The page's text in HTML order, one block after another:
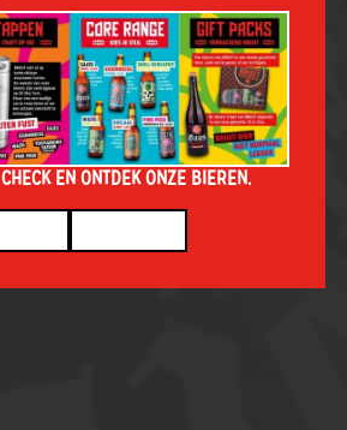
HET EVEN
VRAGEN,
BEN JE
OUDER
DAN 18?
Nope,
nog
niet
CHECK EN ONTDEK ONZE BIEREN.